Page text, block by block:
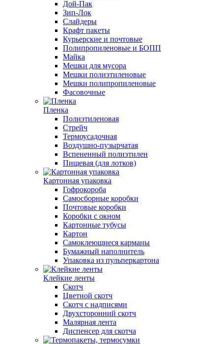
Дой-Пак
Зип-Лок
Слайдеры
Крафт пакеты
Курьерские и почтовые
Полипропиленовые и БОПП
Майка
Мешки для мусора
Мешки полиэтиленовые
Мешки полипропиленовые
Фасовочные
Пленка
Полиэтиленовая
Стрейч
Термоусадочная
Воздушно-пузырчатая
Вспененный полиэтилен
Пищевая (для лотков)
Картонная упаковка
Гофрокороба
Самосборные коробки
Почтовые коробки
Коробки с окном
Картонные тубусы
Картон
Самоклеющиеся карманы
Бумажный наполнитель
Упаковка из пульперкартона
Клейкие ленты
Скотч
Цветной скотч
Скотч с надписями
Двухсторонний скотч
Малярная лента
Диспенсер для скотча